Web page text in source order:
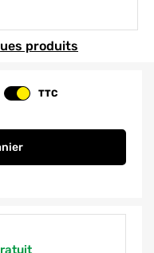
Changer le prix
TTC
articulées aluminium
gratuit
produits